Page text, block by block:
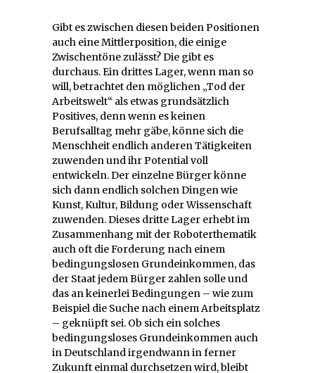
Gibt es zwischen diesen beiden Positionen
auch eine Mittlerposition, die einige
Zwischentöne zulässt? Die gibt es
durchaus. Ein drittes Lager, wenn man so
will, betrachtet den möglichen „Tod der
Arbeitswelt“ als etwas grundsätzlich
Positives, denn wenn es keinen
Berufsalltag mehr gäbe, könne sich die
Menschheit endlich anderen Tätigkeiten
zuwenden und ihr Potential voll
entwickeln. Der einzelne Bürger könne
sich dann endlich solchen Dingen wie
Kunst, Kultur, Bildung oder Wissenschaft
zuwenden. Dieses dritte Lager erhebt im
Zusammenhang mit der Roboterthematik
auch oft die Forderung nach einem
bedingungslosen Grundeinkommen, das
der Staat jedem Bürger zahlen solle und
das an keinerlei Bedingungen – wie zum
Beispiel die Suche nach einem Arbeitsplatz
– geknüpft sei. Ob sich ein solches
bedingungsloses Grundeinkommen auch
in Deutschland irgendwann in ferner
Zukunft einmal durchsetzen wird, bleibt